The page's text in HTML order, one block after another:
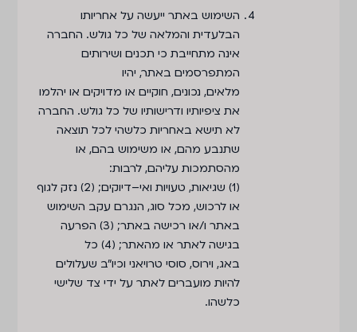
השימוש באתר ייעשה על אחריותו
הבלעדית והמלאה של כל גולש. החברה
אינה מתחייבת כי תכנים ושירותים
המתפרסמים באתר, יהיו
מלאים, נכונים, חוקיים או מדויקים או יהלמו
את ציפיותיו ודרישותיו של כל גולש. החברה
לא תישא באחריות כלשהי לכל תוצאה
שתנבע מהם, או משימוש בהם, או
מהסתמכות עליהם, לרבות:
(1) שגיאות, טעויות ואי–דיוקים; (2) נזק לגוף
או לרכוש, מכל סוג, הנגרם עקב השימוש
באתר ו/או רכישה באתר; (3) הפרעה
בגישה לאתר או מהאתר; (4) כל
באג, וירוס, סוסי טרויאני וכיו״ב שעלולים
להיות מועברים לאתר על ידי צד שלישי
כלשהו.